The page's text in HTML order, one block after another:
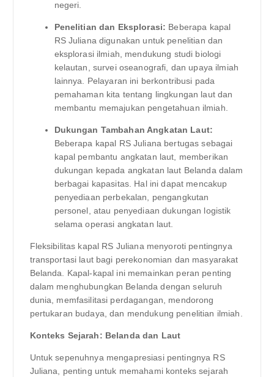
negeri.
Penelitian dan Eksplorasi: Beberapa kapal
RS Juliana digunakan untuk penelitian dan
eksplorasi ilmiah, mendukung studi biologi
kelautan, survei oseanografi, dan upaya ilmiah
lainnya. Pelayaran ini berkontribusi pada
pemahaman kita tentang lingkungan laut dan
membantu memajukan pengetahuan ilmiah.
Dukungan Tambahan Angkatan Laut:
Beberapa kapal RS Juliana bertugas sebagai
kapal pembantu angkatan laut, memberikan
dukungan kepada angkatan laut Belanda dalam
berbagai kapasitas. Hal ini dapat mencakup
penyediaan perbekalan, pengangkutan
personel, atau penyediaan dukungan logistik
selama operasi angkatan laut.
Fleksibilitas kapal RS Juliana menyoroti pentingnya
transportasi laut bagi perekonomian dan masyarakat
Belanda. Kapal-kapal ini memainkan peran penting
dalam menghubungkan Belanda dengan seluruh
dunia, memfasilitasi perdagangan, mendorong
pertukaran budaya, dan mendukung penelitian ilmiah.
Konteks Sejarah: Belanda dan Laut
Untuk sepenuhnya mengapresiasi pentingnya RS
Juliana, penting untuk memahami konteks sejarah